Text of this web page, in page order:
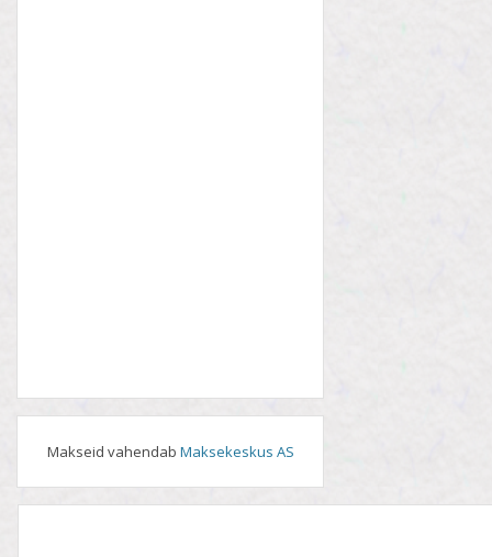
Makseid vahendab Maksekeskus AS